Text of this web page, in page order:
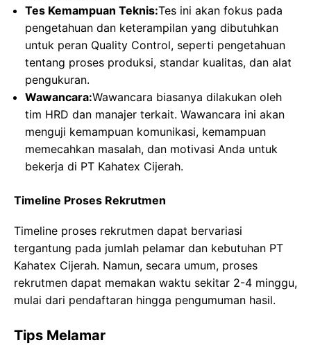
Tes Kemampuan Teknis:Tes ini akan fokus pada
pengetahuan dan keterampilan yang dibutuhkan
untuk peran Quality Control, seperti pengetahuan
tentang proses produksi, standar kualitas, dan alat
pengukuran.
Wawancara:Wawancara biasanya dilakukan oleh
tim HRD dan manajer terkait. Wawancara ini akan
menguji kemampuan komunikasi, kemampuan
memecahkan masalah, dan motivasi Anda untuk
bekerja di PT Kahatex Cijerah.
Timeline Proses Rekrutmen
Timeline proses rekrutmen dapat bervariasi
tergantung pada jumlah pelamar dan kebutuhan PT
Kahatex Cijerah. Namun, secara umum, proses
rekrutmen dapat memakan waktu sekitar 2-4 minggu,
mulai dari pendaftaran hingga pengumuman hasil.
Tips Melamar